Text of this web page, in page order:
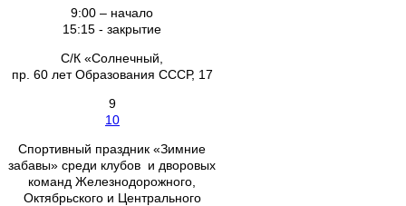
9:00 – начало
15:15 - закрытие
С/К «Солнечный,
пр. 60 лет Образования СССР, 17
9
10
Спортивный праздник «Зимние
забавы» среди клубов и дворовых
команд Железнодорожного,
Октябрьского и Центрального